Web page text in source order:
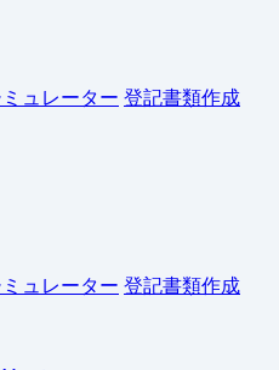
ュレーター 登記書類作成
ュレーター 登記書類作成